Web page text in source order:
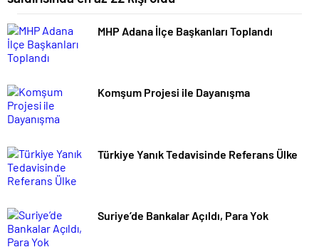
MHP Adana İlçe Başkanları Toplandı
Komşum Projesi ile Dayanışma
Türkiye Yanık Tedavisinde Referans Ülke
Suriye’de Bankalar Açıldı, Para Yok